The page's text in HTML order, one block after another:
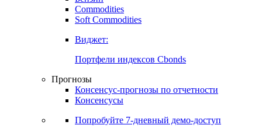
Commodities
Soft Commodities
Виджет:
Портфели индексов Cbonds
Прогнозы
Консенсус-прогнозы по отчетности
Консенсусы
Попробуйте 7-дневный демо-доступ